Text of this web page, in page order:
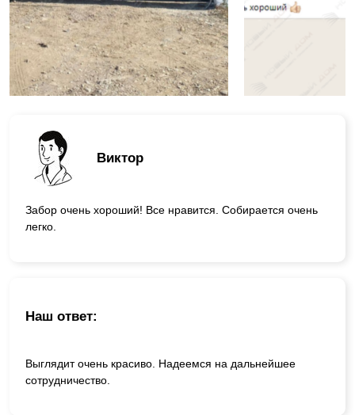
Виктор
Забор очень хороший! Все нравится. Собирается очень
легко.
Наш ответ:
Выглядит очень красиво. Надеемся на дальнейшее
сотрудничество.